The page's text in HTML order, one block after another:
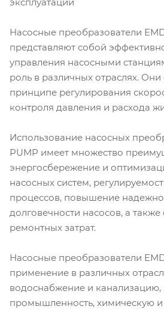
Насосные преобразователи
представляют собой
управления насосными
роль в различных отраслях.
принципе регулирования
контроля давления и расхода
Использование насосных
PUMP имеет множество
энергосбережение и
насосных систем,
процессов, повышение
долговечности насосов, а
ремонтных затрат.
Насосные преобразователи
применение в различных
водоснабжение и канализацию,
промышленность, химическую